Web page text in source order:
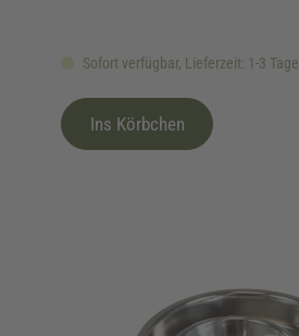
Sofort verfügbar, Lieferzeit: 1-3 Tage
Ins Körbchen